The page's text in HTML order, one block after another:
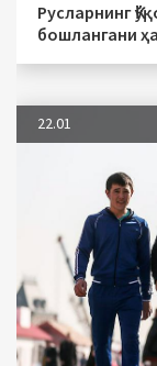
Русларнинг
бошлангани
22.01